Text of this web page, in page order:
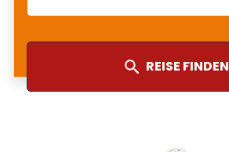
REISE FINDEN